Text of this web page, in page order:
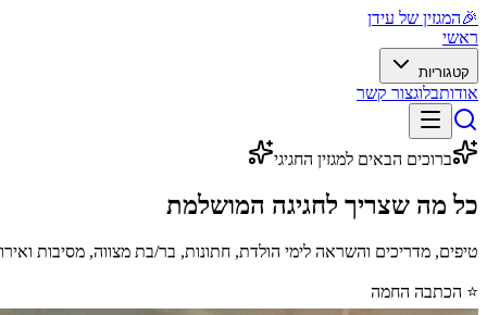
🎉המגזין של עידן
ראשי
קטגוריות
אודותבלוגצור קשר
ברוכים הבאים למגזין החגיגי
כל מה שצריך לחגיגה המושלמת
טיפים, מדריכים והשראה לימי הולדת, חתונות, בר/בת מצווה, מסיבות
⭐ הכתבה החמה